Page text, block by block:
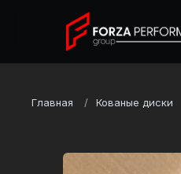
Главная Кованые диски